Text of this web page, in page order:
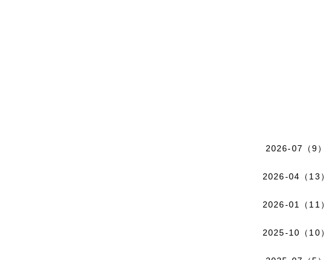
2026-07（9）
2026-04（13）
2026-01（11）
2025-10（10）